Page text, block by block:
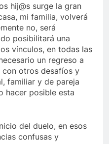
hij@s surge la gran
mi familia, volverá
no, será
posibilitará una
vínculos, en todas las
un regreso a
con otros desafíos y
familiar y de pareja
hacer posible esta
del duelo, en esos
confusas y